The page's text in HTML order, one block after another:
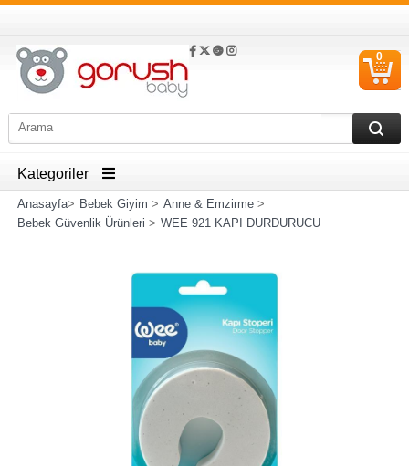
0
Kategoriler
Anasayfa> Bebek Giyim > Anne & Emzirme>
Bebek Güvenlik Ürünleri > WEE 921 KAPI DURDURUCU